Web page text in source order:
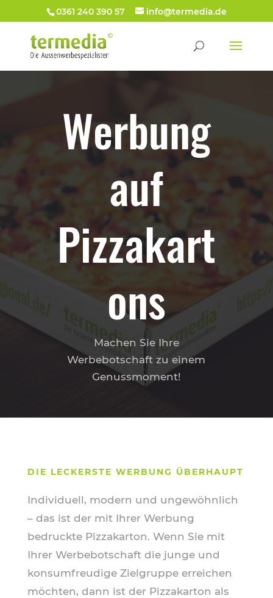
0361 240 390 57 info@termedia.de
Werbung
auf
Pizzakart
ons
Machen Sie Ihre
Werbebotschaft zu einem
Genussmoment!
DIE LECKERSTE WERBUNG ÜBERHAUPT
Individuell, modern und ungewöhnlich
– das ist der mit Ihrer Werbung
bedruckte Pizzakarton. Wenn Sie mit
Ihrer Werbebotschaft die junge und
konsumfreudige Zielgruppe erreichen
möchten, dann ist der Pizzakarton als